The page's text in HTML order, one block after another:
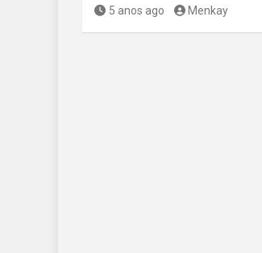
5 anos ago Menkay